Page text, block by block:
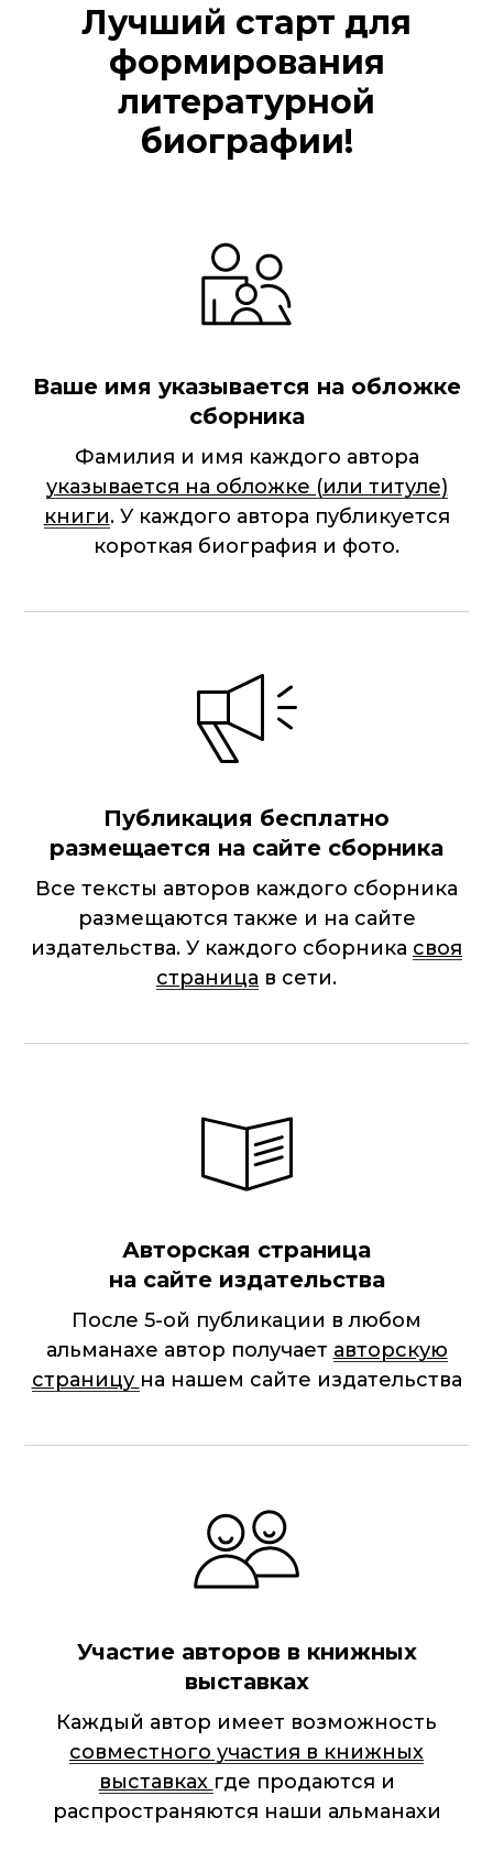
Лучший старт для
формирования
литературной
биографии!
Ваше имя указывается на обложке
сборника
Фамилия и имя каждого автора
указывается на обложке (или титуле)
книги. У каждого автора публикуется
короткая биография и фото.
Публикация бесплатно
размещается на сайте сборника
Все тексты авторов каждого сборника
размещаются также и на сайте
издательства. У каждого сборника своя
страница в сети.
Авторская страница
на сайте издательства
После 5-ой публикации в любом
альманахе автор получает авторскую
страницу на нашем сайте издательства
Участие авторов в книжных
выставках
Каждый автор имеет возможность
совместного участия в книжных
выставках где продаются и
распространяются наши альманахи